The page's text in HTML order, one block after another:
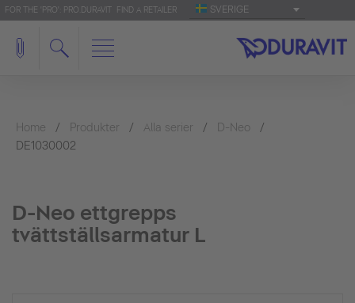
FOR THE 'PRO': PRO.DURAVIT FIND A RETAILER SVERIGE
Home Produkter Alla serier
D-Neo
DE1030002
D-Neo ettgrepps
tvättställsarmatur L